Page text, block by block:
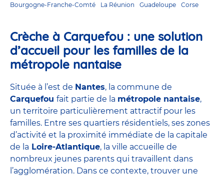
Bourgogne-Franche-Comté
La Réunion Guadeloupe Corse
Crèche à Carquefou : une solution
d’accueil pour les familles de la
métropole nantaise
Située à l’est de Nantes, la commune de
Carquefou fait partie de la métropole nantaise,
un territoire particulièrement attractif pour les
familles. Entre ses quartiers résidentiels, ses zones
d’activité et la proximité immédiate de la capitale
de la Loire-Atlantique, la ville accueille de
nombreux jeunes parents qui travaillent dans
l’agglomération. Dans ce contexte, trouver une